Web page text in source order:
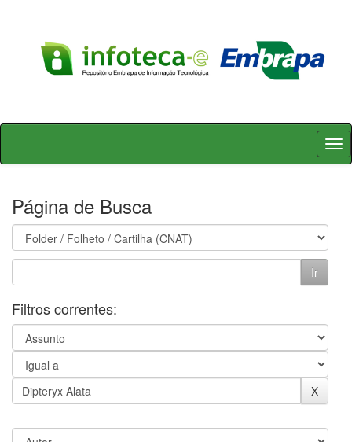
Skip
Página de Busca
Filtros correntes: